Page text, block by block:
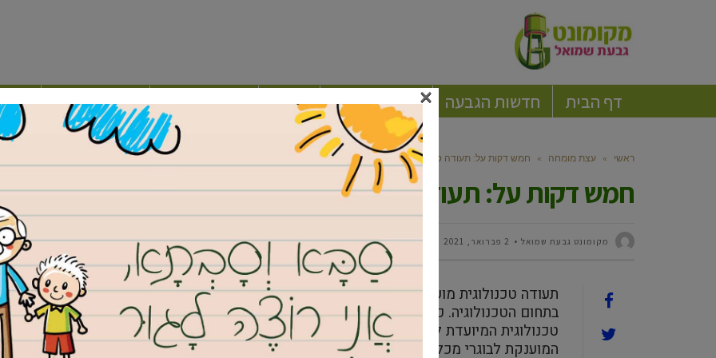
דף הבית חדשות הגבעה חברה וקהילה נדל”ן מועצה דתית תרבות ופנאי
ראשי » עצת מומחה » חמש דקות על: תעודה טכנולוגית
חמש דקות על: תעודה טכנולוגית
מקומונט גבעת שמואל 2 פברואר, 2021
תעודה טכנולוגית מוענקת לבוגרי בתי ספר מקצועיים במבחר מקצועות מרתקים ומעניינים
בתחום הטכנולוגיה. כדאי לדעת כי יש מגוון תעודות טכנולוגיות, החל מתעודת בגרות
טכנולוגית המיועדת לתלמידי בתי הספר העומדים בכל הדרישות, ועד תעודה מקצועית
המוענקת לבוגרי מכללה בתחום הטכנולוגי במקצועות כמו הנדסאי תוכנה, תעשייה וניהול,
×